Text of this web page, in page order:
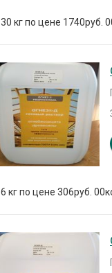
30 кг по цене 1740руб.
6 кг по цене 306руб.